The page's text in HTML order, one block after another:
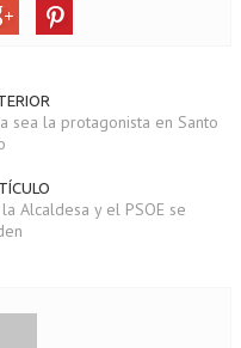
sea la protagonista en Santo
Alcaldesa y el PSOE se